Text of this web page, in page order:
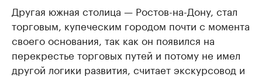
Другая южная столица — Ростов-на-Дону, стал
торговым, купеческим городом почти с момента
своего основания, так как он появился на
перекрестье торговых путей и потому не имел
другой логики развития, считает экскурсовод и